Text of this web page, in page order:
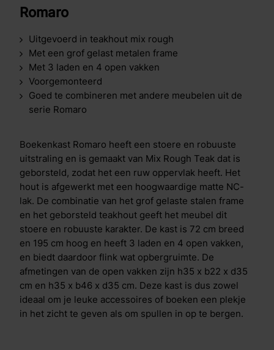
Romaro
Uitgevoerd in teakhout mix rough
Met een grof gelast metalen frame
Met 3 laden en 4 open vakken
Voorgemonteerd
Goed te combineren met andere meubelen uit de
serie Romaro
Boekenkast Romaro heeft een stoere en robuuste
uitstraling en is gemaakt van Mix Rough Teak dat is
geborsteld, zodat het een ruw oppervlak heeft. Het
hout is afgewerkt met een hoogwaardige matte NC-
lak. De combinatie van het grof gelaste stalen frame
en het geborsteld teakhout geeft het meubel dit
stoere en robuuste karakter. De kast is 72 cm breed
en 195 cm hoog en heeft 3 laden en 4 open vakken,
en biedt daardoor flink wat opbergruimte. De
afmetingen van de open vakken zijn h35 x b22 x d35
cm en h35 x b46 x d35 cm. Deze kast is dus zowel
ideaal om je leuke accessoires of boeken een plekje
in het zicht te geven als om spullen in op te bergen.